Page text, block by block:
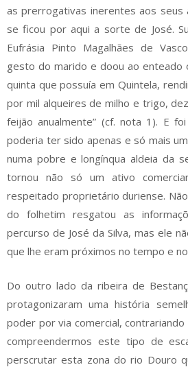
as prerrogativas inerentes aos seus
se ficou por aqui a sorte de José.
Eufrásia Pinto Magalhães de
gesto do marido e doou ao enteado
quinta que possuía em Quintela,
por mil alqueires de milho e trigo,
feijão anualmente” (cf. nota 1). E
poderia ter sido apenas e só mais
numa pobre e longínqua aldeia da
tornou não só um ativo
respeitado proprietário duriense.
do folhetim resgatou as
percurso de José da Silva, mas ele
que lhe eram próximos no tempo e
Do outro lado da ribeira de
protagonizaram uma história
poder por via comercial,
compreendermos este tipo de
perscrutar esta zona do rio Douro